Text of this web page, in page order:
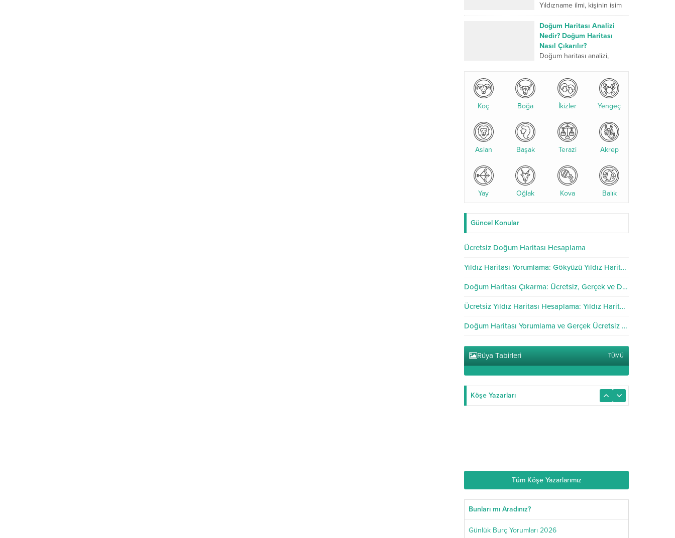
sunduğu kimliği...
Yıldızname ilmi, kişinin isim
enerjisi, doğum tarihi ve
ebced hesaplamaları
üzerinden yapılan kadim bir
değerlendirme sistemidir.
Son yıllarda özellikle
Doğum Haritası Analizi
Nedir? Doğum Haritası
Nasıl Çıkarılır?
Doğum haritası analizi,
yapılan detaylı bir astrolojik
değerlendirmedir. Bu analiz,
karakter yapısı, ilişkiler,
Koç Boğa İkizler Yengeç
Aslan Başak Terazi Akrep
Yay Oğlak Kova Balık
Güncel Konular
Ücretsiz Doğum Haritası Hesaplama
Yıldız Haritası Yorumlama: Gökyüzü Yıldız Haritası Analizi
Doğum Haritası Çıkarma: Ücretsiz, Gerçek ve Doğru Hesaplama
Ücretsiz Yıldız Haritası Hesaplama: Yıldız Haritası Hesapla
Doğum Haritası Yorumlama ve Gerçek Ücretsiz Hesaplama
Rüya Tabirleri TÜMÜ
Köşe Yazarları
Tüm Köşe Yazarlarımız
Bunları mı Aradınız?
Günlük Burç Yorumları 2026